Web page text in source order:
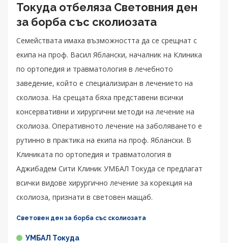
Токуда отбеляза Световния ден
за борба със сколиозата
Семействата имаха възможността да се срещнат с
екипа на проф. Васил Яблански, началник на Клиника
по ортопедия и травматология в лечебното
заведение, който е специализиран в лечението на
сколиоза. На срещата бяха представени всички
консервативни и хирургични методи на лечение на
сколиоза. Оперативното лечение на заболяването е
рутинно в практика на екипа на проф. Яблански. В
Клиниката по ортопедия и травматология в
Аджибадем Сити Клиник УМБАЛ Токуда се предлагат
всички видове хирургично лечение за корекция на
сколиоза, признати в световен мащаб.
Световен ден за борба със сколиозата
УМБАЛ Токуда